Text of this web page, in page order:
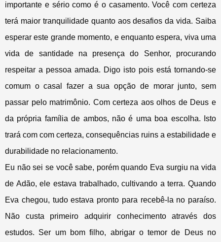
importante e sério como é o casamento. Você com certeza
terá maior tranquilidade quanto aos desafios da vida. Saiba
esperar este grande momento, e enquanto espera, viva uma
vida de santidade na presença do Senhor, procurando
respeitar a pessoa amada. Digo isto pois está tornando-se
comum o casal fazer a sua opção de morar junto, sem
passar pelo matrimônio. Com certeza aos olhos de Deus e
da própria família de ambos, não é uma boa escolha. Isto
trará com com certeza, consequências ruins a estabilidade e
durabilidade no relacionamento.
Eu não sei se você sabe, porém quando Eva surgiu na vida
de Adão, ele estava trabalhado, cultivando a terra. Quando
Eva chegou, tudo estava pronto para recebê-la no paraíso.
Não custa primeiro adquirir conhecimento através dos
estudos. Ser um bom filho, abrigar o temor de Deus no